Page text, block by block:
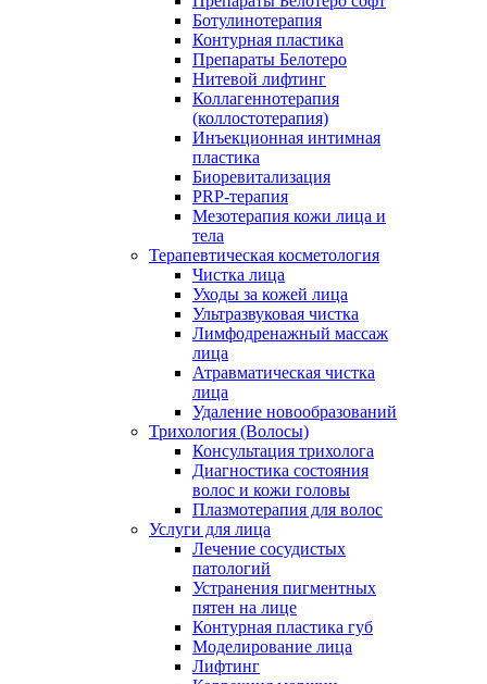
Ботулинотерапия
Контурная пластика
Препараты Белотеро
Нитевой лифтинг
Коллагеннотерапия
(коллостотерапия)
Инъекционная интимная
пластика
Биоревитализация
PRP-терапия
Мезотерапия кожи лица и
тела
Терапевтическая косметология
Чистка лица
Уходы за кожей лица
Ультразвуковая чистка
Лимфодренажный массаж
лица
Атравматическая чистка
лица
Удаление новообразований
Трихология (Волосы)
Консультация трихолога
Диагностика состояния
волос и кожи головы
Плазмотерапия для волос
Услуги для лица
Лечение сосудистых
патологий
Устранения пигментных
пятен на лице
Контурная пластика губ
Моделирование лица
Лифтинг